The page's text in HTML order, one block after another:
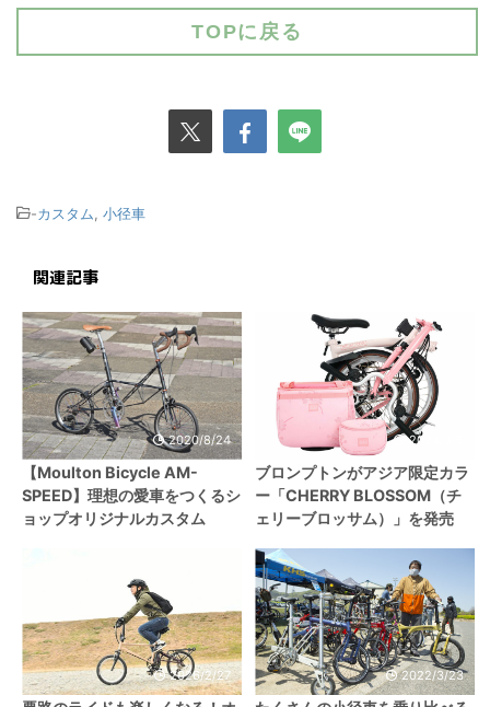
TOPに戻る
-カスタム 小径車
関連記事
2020/8/24
【Moulton Bicycle AM-
SPEED】理想の愛車をつくるシ
ョップオリジナルカスタム
2024/3/5
ブロンプトンがアジア限定カラ
ー「CHERRY BLOSSOM（チ
ェリーブロッサム）」を発売
2026/2/27 2022/3/23